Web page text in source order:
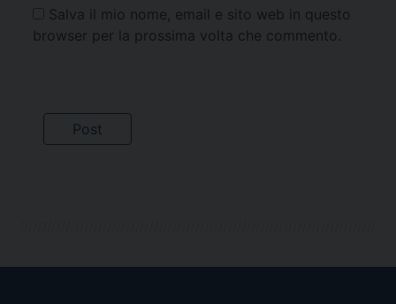
Salva il mio nome, email e sito web in questo
browser per la prossima volta che commento.